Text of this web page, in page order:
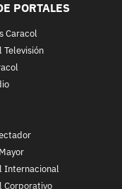
PORTALES
Caracol
Televisión
Internacional
Corporativo